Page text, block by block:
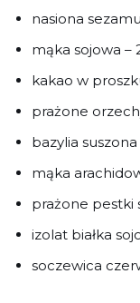
nasiona
mąka sojowa –
kakao w
prażone
bazylia suszona
mąka
prażone pestki
izolat białka
soczewica